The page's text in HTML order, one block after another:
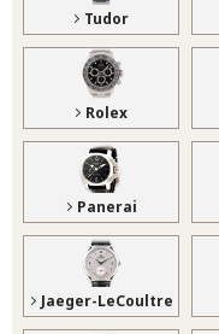
Tudor
Rolex
Panerai
Jaeger-LeCoultre